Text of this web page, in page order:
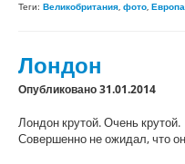
Теги: Великобритания, фото, Европа
Лондон
Опубликовано 31.01.2014
Лондон крутой. Очень крутой.
Совершенно не ожидал, что